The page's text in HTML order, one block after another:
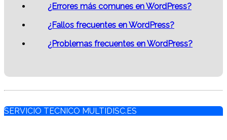
¿Errores más comunes en WordPress?
¿Fallos frecuentes en WordPress?
¿Problemas frecuentes en WordPress?
SERVICIO TECNICO MULTIDISC.ES